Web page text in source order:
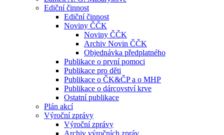
Ediční činnost
Ediční činnost
Noviny ČČK
Noviny ČČK
Archiv Novin ČČK
Objednávka předplatného
Publikace o první pomoci
Publikace pro děti
Publikace o ČK&ČP a o MHP
Publikace o dárcovství krve
Ostatní publikace
Plán akcí
Výroční zprávy
Výroční zprávy